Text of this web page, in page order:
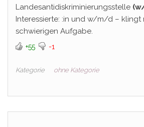
Landesantidiskriminierungsstelle
Interessierte: :in und w/m/d – klingt
schwierigen Aufgabe.
+55 -1
Kategorie ohne Kategorie